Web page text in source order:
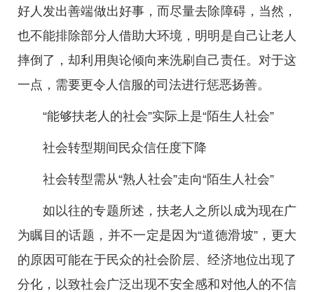
好人发出善端做出好事，而尽量去除障碍，当然，
也不能排除部分人借助大环境，明明是自己让老人
摔倒了，却利用舆论倾向来洗刷自己责任。对于这
一点，需要更令人信服的司法进行惩恶扬善。
“能够扶老人的社会”实际上是“陌生人社会”
社会转型期间民众信任度下降
社会转型需从“熟人社会”走向“陌生人社会”
如以往的专题所述，扶老人之所以成为现在广
为瞩目的话题，并不一定是因为“道德滑坡”，更大
的原因可能在于民众的社会阶层、经济地位出现了
分化，以致社会广泛出现不安全感和对他人的不信